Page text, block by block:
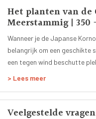
Bladkleur:
Groen
Groenblijvend:
Hoogte volgroeide boom:
Het hele jaar
Hoogte begin takken:
met een goede
vochtige omstandigheid het
Het planten van de
Meerstammig | 350
Wanneer je de Japanse
belangrijk om een geschikte
een tegen wind beschutte
> Lees meer
Veelgestelde vragen